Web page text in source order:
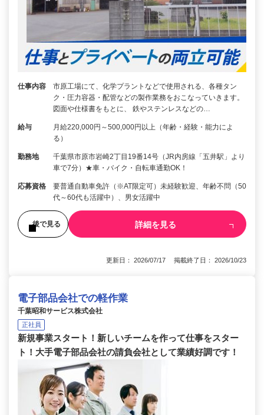
仕事内容
市原工場にて、化学プラントなどで使用される、各種タン
ク・圧力容器・配管などの製作業務をおこなっていきます。
図面や仕様書をもとに、 鉄やステンレスなどの…
給与
月給220,000円～500,000円以上（年齢・経験・能力によ
る）
勤務地
千葉県市原市岩崎2丁目19番14号（JR内房線「五井駅」より
車で7分）★車・バイク・自転車通勤OK！
応募資格
要普通自動車免許（※AT限定可）未経験歓迎、年齢不問（50
代～60代も活躍中）、男女活躍中
後で見る 詳細を見る
更新日： 2026/07/17 掲載終了日： 2026/10/23
電子部品会社での軽作業
千葉昭和サービス株式会社
正社員
新規事業スタート！新しいチームを作って仕事をスター
ト！大手電子部品会社の請負会社として業績好調です！